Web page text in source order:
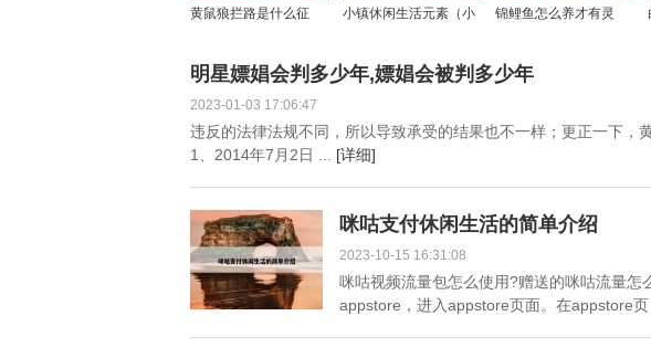
黄鼠狼拦路是什么征
赶？
小镇休闲生活元素（小
锦鲤鱼怎么养才有灵
明星嫖娼会判多少年,嫖娼会被判多少年
2023-01-03 17:06:47
违反的法律法规不同，所以导致承受的结果也不一样；更正一下，
1、2014年7月2日 ... [详细]
咪咕支付休闲生活的简单介绍
2023-10-15 16:31:08
咪咕视频流量包怎么使用?赠送的咪咕流量怎
appstore，进入appstore页面。在appstore页